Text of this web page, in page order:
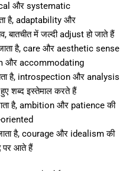
और systematic
है, adaptability और
में जल्दी adjust हो जाते हैं
है, care और aesthetic sense
और accommodating
है, introspection और analysis
शब्द इस्तेमाल करते हैं
है, ambition और patience की
oriented
है, courage और idealism की
पर आते हैं